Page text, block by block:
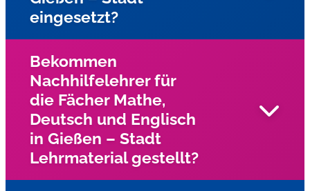
Fächer Mathe, Deutsch, und Englisch?
eingesetzt?
Unsere Nachhilfelehrer fahren zu den Schülern nach
Hause und geben Einzelnachhilfe.
Bekommen
Nachhilfelehrer für
die Fächer Mathe,
Deutsch und Englisch
in Gießen – Stadt
Lehrmaterial gestellt?